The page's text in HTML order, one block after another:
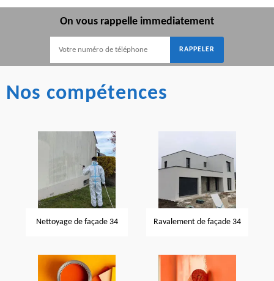
On vous rappelle immediatement
Nos compétences
Nettoyage de façade 34 Ravalement de façade 34